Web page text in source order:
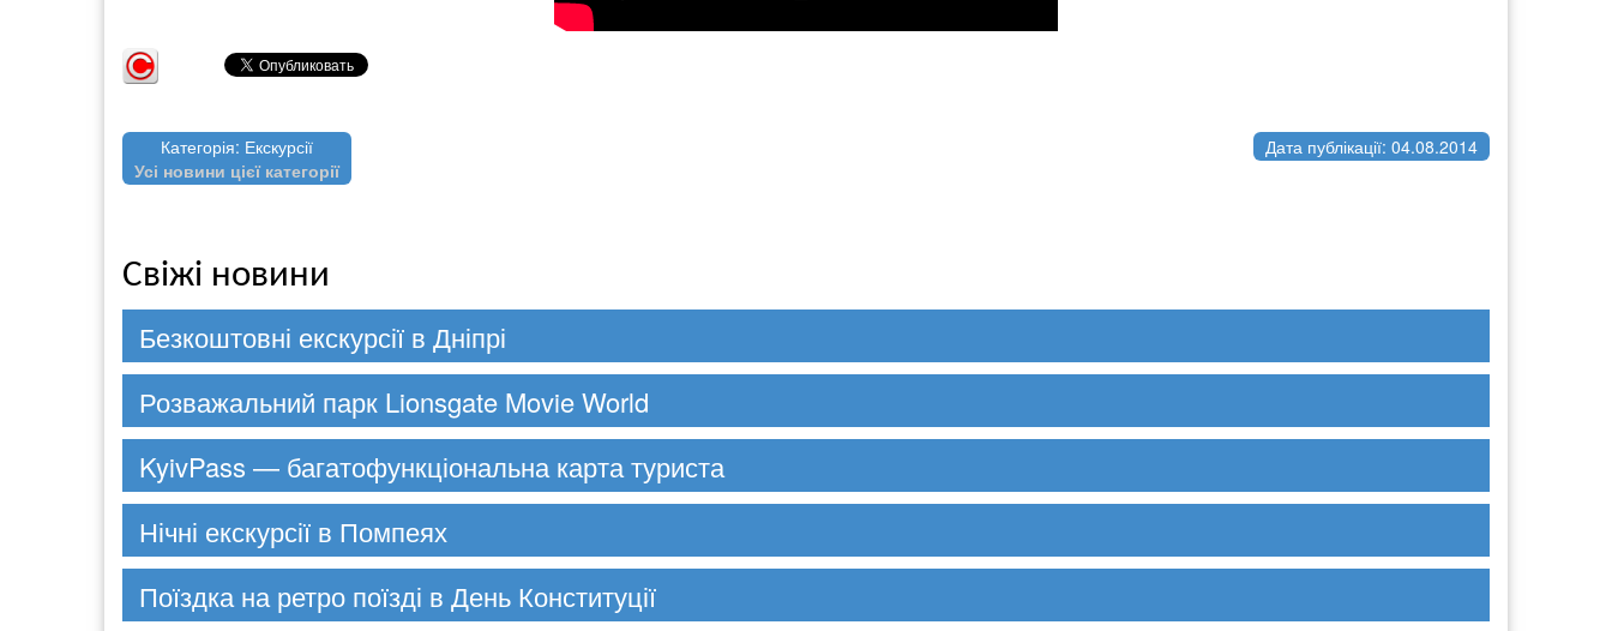
Категорія: Екскурсії
Усі новини цієї категорії
Дата публікації: 04.08.2014
Свіжі новини
Безкоштовні екскурсії в Дніпрі
Розважальний парк Lionsgate Movie World
KyivPass — багатофункціональна карта туриста
Нічні екскурсії в Помпеях
Поїздка на ретро поїзді в День Конституції